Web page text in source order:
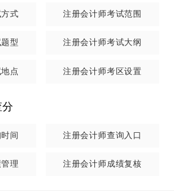
式 注册会计师考试范围
型 注册会计师考试大纲
点 注册会计师考区设置
间 注册会计师查询入口
理 注册会计师成绩复核